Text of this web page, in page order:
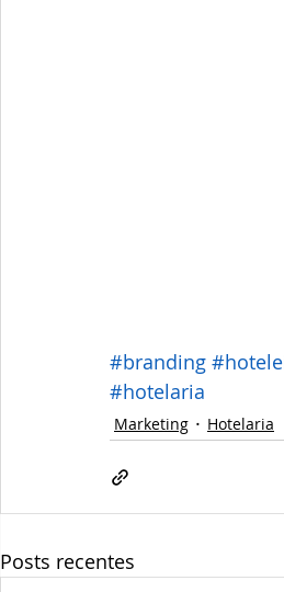
#branding
#hotelaria
Marketing Hotelaria
Posts recentes